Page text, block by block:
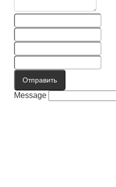
Отправить
Message